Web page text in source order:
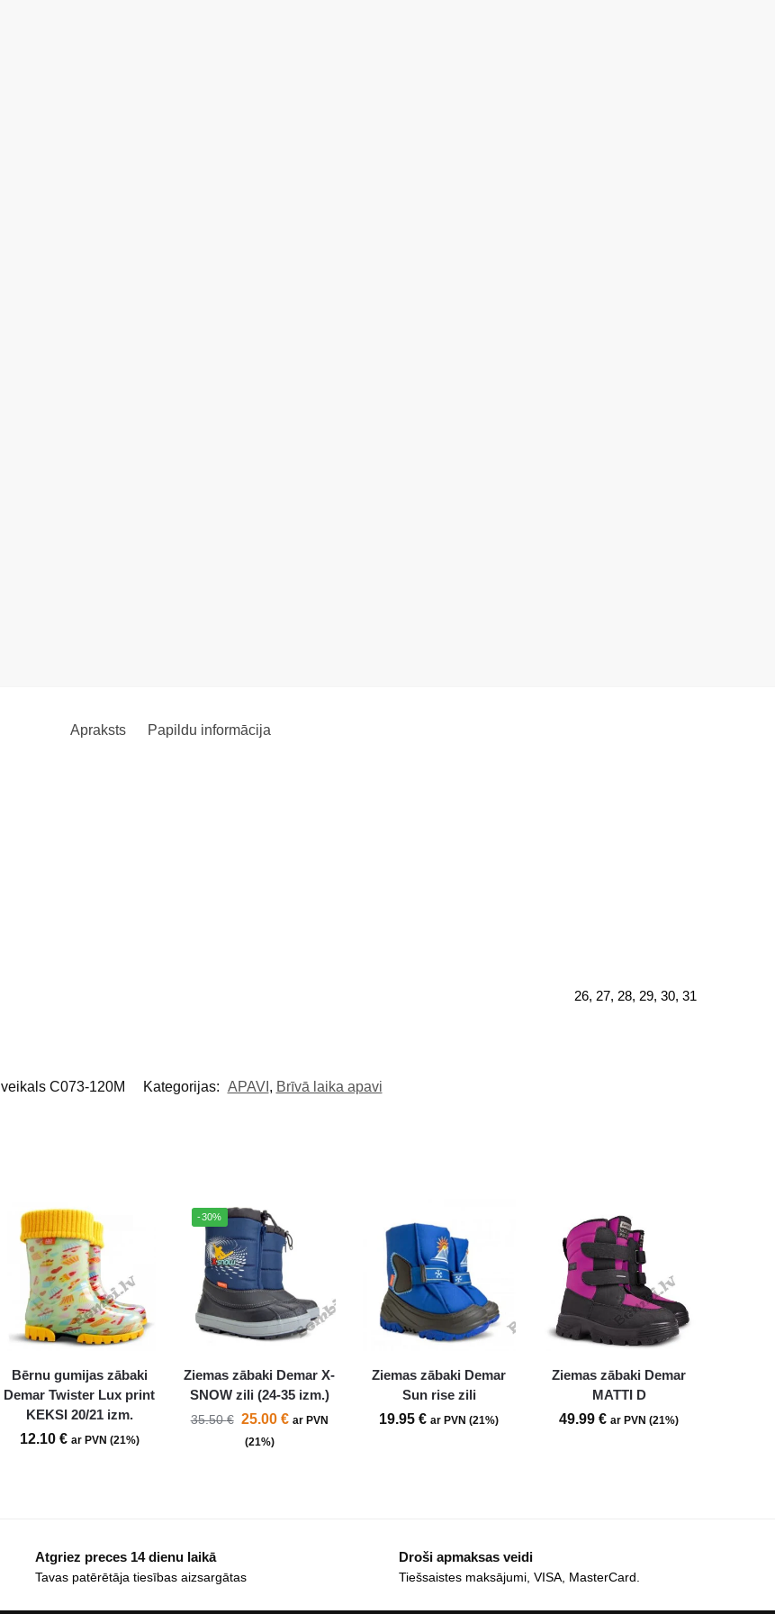
Apraksts Papildu informācija
26, 27, 28, 29, 30, 31
veikals C073-120M Kategorijas: APAVI , Brīvā laika apavi
Bērnu gumijas zābaki
Demar Twister Lux print
KEKSI 20/21 izm.
12.10 € ar PVN (21%)
-30%
Ziemas zābaki Demar X-
SNOW zili (24-35 izm.)
35.50€ 25.00 € ar PVN
(21%)
Ziemas zābaki Demar
Sun rise zili
19.95€ ar PVN (21%)
Ziemas zābaki Demar
MATTI D
49.99€ ar PVN (21%)
Atgriez preces 14 dienu laikā
Tavas patērētāja tiesības aizsargātas
Droši apmaksas veidi
Tiešsaistes maksājumi, VISA, MasterCard.